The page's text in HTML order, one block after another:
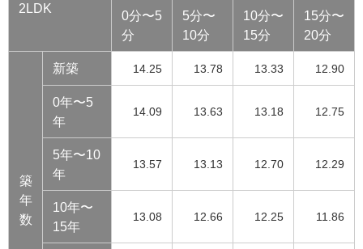
2LDK
0分〜5
分
5分〜
10分
10分〜
15分
15分〜
20分
築
年
数
新築 14.25 13.78 13.33 12.90
0年〜5
年
14.09 13.63 13.18 12.75
5年〜10
年
13.57 13.13 12.70 12.29
10年〜
15年
13.08 12.66 12.25 11.86